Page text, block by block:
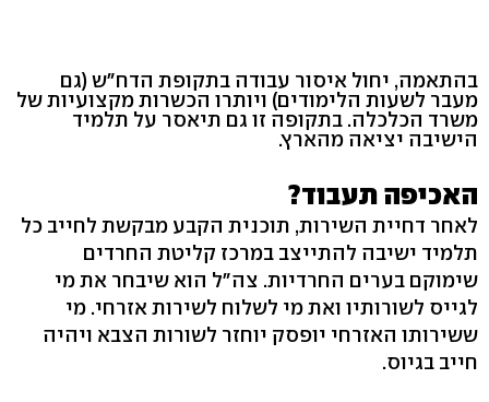
בהתאמה, יחול איסור עבודה בתקופת הדח"ש (גם
מעבר לשעות הלימודים) ויותרו הכשרות מקצועיות של
משרד הכלכלה. בתקופה זו גם תיאסר על תלמיד
הישיבה יציאה מהארץ.
האכיפה תעבוד?
לאחר דחיית השירות, תוכנית הקבע מבקשת לחייב כל
תלמיד ישיבה להתייצב במרכז קליטת החרדים
שימוקם בערים החרדיות. צה"ל הוא שיבחר את מי
לגייס לשורותיו ואת מי לשלוח לשירות אזרחי. מי
ששירותו האזרחי יופסק יוחזר לשורות הצבא ויהיה
חייב בגיוס.